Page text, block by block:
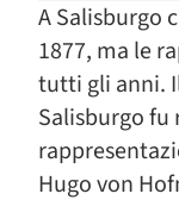
A Salisburgo
1877, ma le
tutti gli anni.
Salisburgo
Hugo von